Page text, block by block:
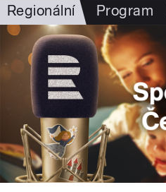
Regionální Program